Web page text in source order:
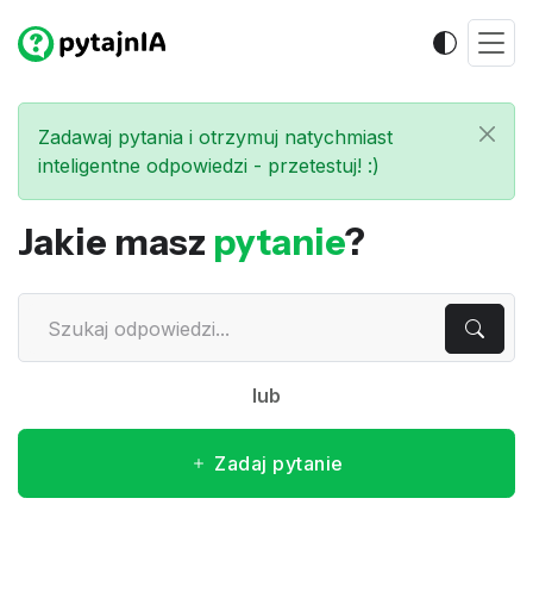
Zadawaj pytania i otrzymuj natychmiast
inteligentne odpowiedzi - przetestuj! :)
Jakie masz pytanie?
lub
Zadaj pytanie